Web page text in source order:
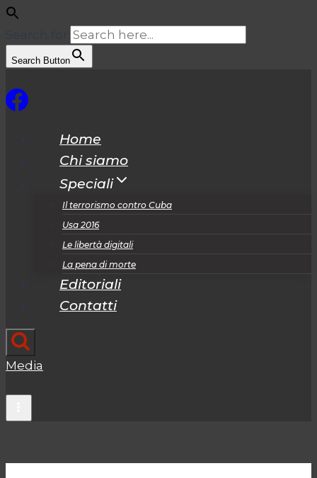
Search Button
al
Home
Chi siamo
Speciali
Il terrorismo contro Cuba
Usa 2016
Le libertà digitali
La pena di morte
Editoriali
Contatti
Media